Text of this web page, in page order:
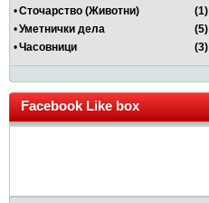
•Сточарство (Животни)
(1)
•Уметнички дела
(5)
•Часовници (3)
Facebook Like box